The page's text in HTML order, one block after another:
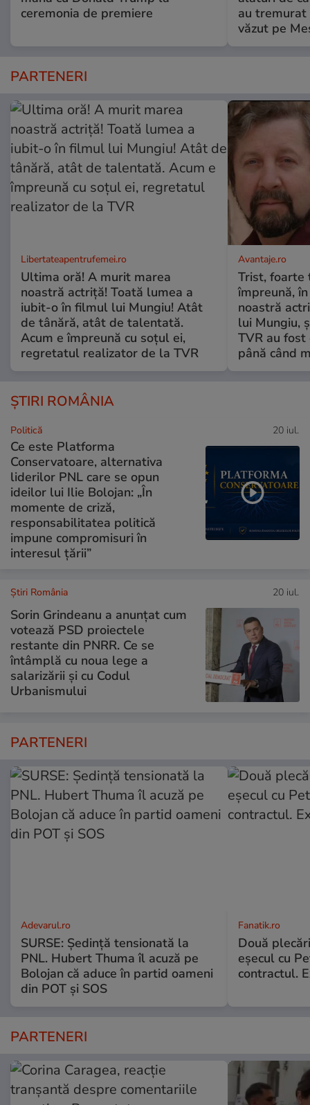
ceremonia de premiere
au
văzut pe
PARTENERI
Libertateapentrufemei.ro
Ultima oră! A murit marea
noastră actriță! Toată lumea a
iubit-o în filmul lui Mungiu! Atât
de tânără, atât de talentată.
Acum e împreună cu soțul ei,
regretatul realizator de la TVR
Avantaje.ro
Trist, foarte
împreună,
noastră
lui Mungiu,
TVR au
până când
ȘTIRI ROMÂNIA
Politică 20 iul.
Ce este Platforma
Conservatoare, alternativa
liderilor PNL care se opun
ideilor lui Ilie Bolojan: „În
momente de criză,
responsabilitatea politică
impune compromisuri în
interesul țării”
Știri România 20 iul.
Sorin Grindeanu a anunțat cum
votează PSD proiectele
restante din PNRR. Ce se
întâmplă cu noua lege a
salarizării și cu Codul
Urbanismului
PARTENERI
Adevarul.ro
SURSE: Ședință tensionată la
PNL. Hubert Thuma îl acuză pe
Bolojan că aduce în partid oameni
din POT și SOS
Fanatik.ro
Două
eșecul cu
contractul.
PARTENERI